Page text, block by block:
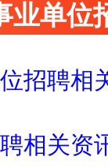
业单位
招聘相
相关资